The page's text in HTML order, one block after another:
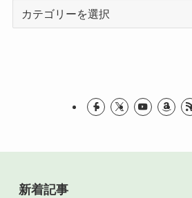
新着記事